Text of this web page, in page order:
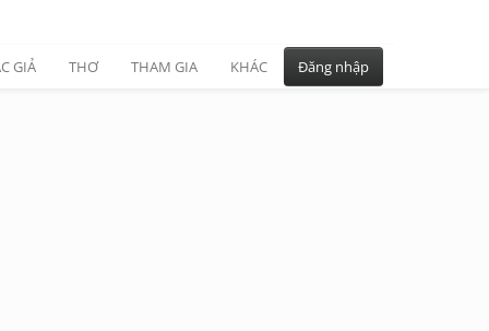
GIẢ THƠ THAM GIA KHÁC Đăng nhập